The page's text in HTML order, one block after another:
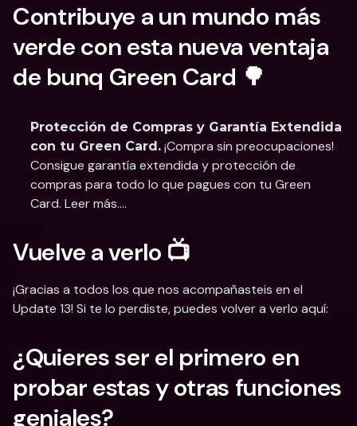
Contribuye a un mundo más
verde con esta nueva ventaja
de bunq Green Card 🌳
Protección de Compras y Garantía Extendida
con tu Green Card. ¡Compra sin preocupaciones!
Consigue garantía extendida y protección de
compras para todo lo que pagues con tu Green
Card. Leer más....
Vuelve a verlo 📺
¡Gracias a todos los que nos acompañasteis en el
Update 13! Si te lo perdiste, puedes volver a verlo aquí:
¿Quieres ser el primero en
probar estas y otras funciones
geniales?